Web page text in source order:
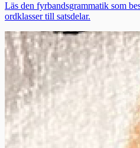
Läs den fyrbandsgrammatik som
ordklasser till satsdelar.